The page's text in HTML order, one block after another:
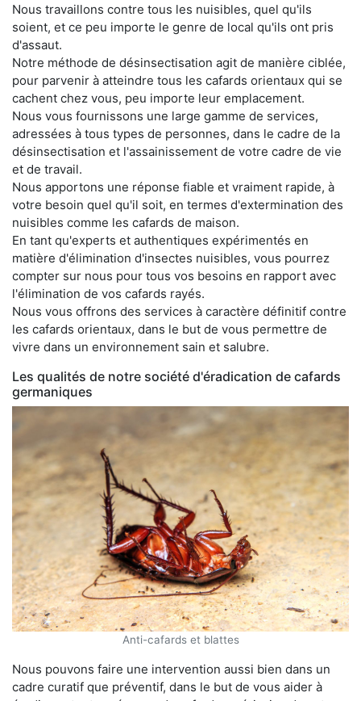
Nous travaillons contre tous les nuisibles, quel qu'ils
soient, et ce peu importe le genre de local qu'ils ont pris
d'assaut.
Notre méthode de désinsectisation agit de manière ciblée,
pour parvenir à atteindre tous les cafards orientaux qui se
cachent chez vous, peu importe leur emplacement.
Nous vous fournissons une large gamme de services,
adressées à tous types de personnes, dans le cadre de la
désinsectisation et l'assainissement de votre cadre de vie
et de travail.
Nous apportons une réponse fiable et vraiment rapide, à
votre besoin quel qu'il soit, en termes d'extermination des
nuisibles comme les cafards de maison.
En tant qu'experts et authentiques expérimentés en
matière d'élimination d'insectes nuisibles, vous pourrez
compter sur nous pour tous vos besoins en rapport avec
l'élimination de vos cafards rayés.
Nous vous offrons des services à caractère définitif contre
les cafards orientaux, dans le but de vous permettre de
vivre dans un environnement sain et salubre.
Les qualités de notre société d'éradication de cafards
germaniques
Anti-cafards et blattes
Nous pouvons faire une intervention aussi bien dans un
cadre curatif que préventif, dans le but de vous aider à